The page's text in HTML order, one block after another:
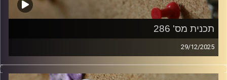
תכנית מס' 286
29/12/2025
קלאסיקות רוק עם אורן הוף